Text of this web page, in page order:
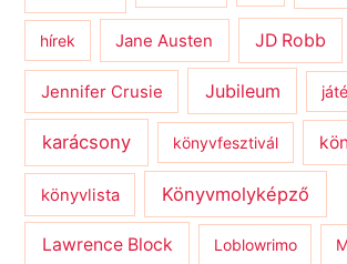
hírek Jane Austen JD Robb
Jennifer Crusie Jubileum
karácsony könyvfesztivál
könyvlista Könyvmolyképző
Lawrence Block Loblowrimo